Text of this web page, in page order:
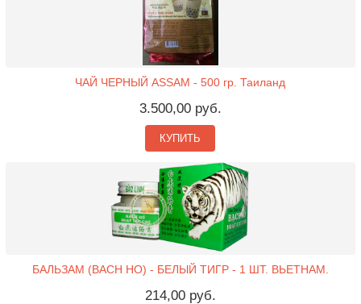
ЧАЙ ЧЕРНЫЙ ASSAM - 500 гр. Таиланд
3.500,00 руб.
КУПИТЬ
БАЛЬЗАМ (BACH HO) - БЕЛЫЙ ТИГР - 1 ШТ. ВЬЕТНАМ.
214,00 руб.